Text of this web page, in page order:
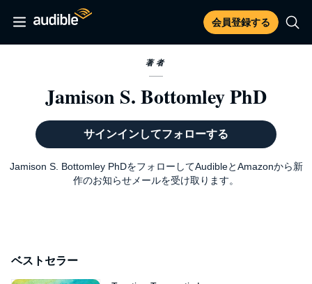
会員登録する
著者
Jamison S. Bottomley PhD
サインインしてフォローする
Jamison S. Bottomley PhDをフォローしてAudibleとAmazonから新
作のお知らせメールを受け取ります。
ベストセラー